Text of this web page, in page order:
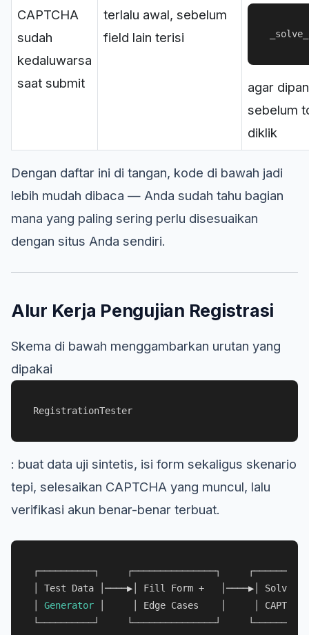
CAPTCHA
sudah
kedaluwarsa
saat submit
terlalu awal, sebelum
field lain terisi
agar
sebelum
diklik
Dengan daftar ini di tangan, kode di bawah jadi
lebih mudah dibaca — Anda sudah tahu bagian
mana yang paling sering perlu disesuaikan
dengan situs Anda sendiri.
Alur Kerja Pengujian Registrasi
Skema di bawah menggambarkan urutan yang
dipakai
RegistrationTester
: buat data uji sintetis, isi form sekaligus skenario
tepi, selesaikan CAPTCHA yang muncul, lalu
verifikasi akun benar-benar terbuat.
┌──────────┐     ┌───────────────┐
│ Test Data │────▶│ Fill Form +   │────▶│
Generator │     │ Edge Cases    │     │